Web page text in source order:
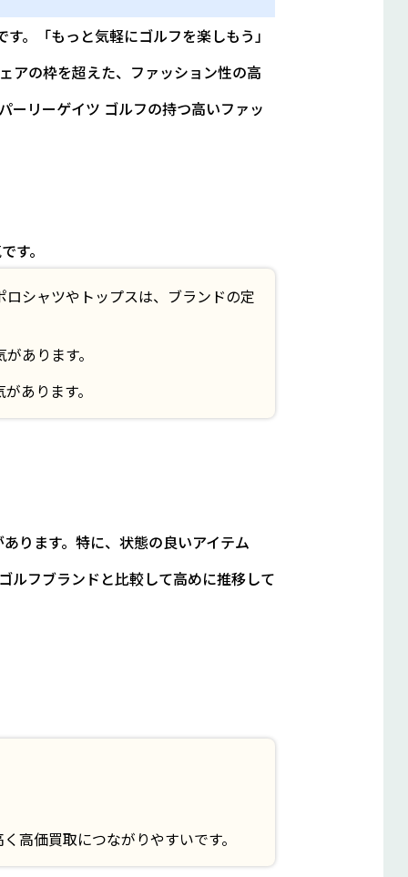
。「もっと気軽にゴルフを楽しもう」
アの枠を超えた、ファッション性の高
ーリーゲイツ ゴルフの持つ高いファッ
す。
シャツやトップスは、ブランドの定
あります。
あります。
ります。特に、状態の良いアイテム
ルフブランドと比較して高めに推移して
高価買取につながりやすいです。